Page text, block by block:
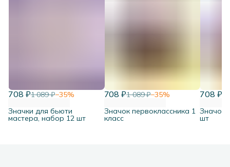
708 ₽1 089 ₽−35%
Значки для бьюти
мастера, набор 12 шт
708 ₽1 089 ₽−35%
Значок первоклассника 1
класс
708 ₽
Значок
шт